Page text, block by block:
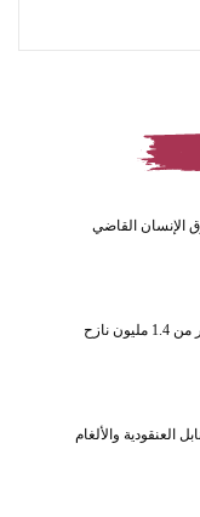
الإنسان القاضي
أكثر من 1.4 مليون نازح
العنقودية والألغام